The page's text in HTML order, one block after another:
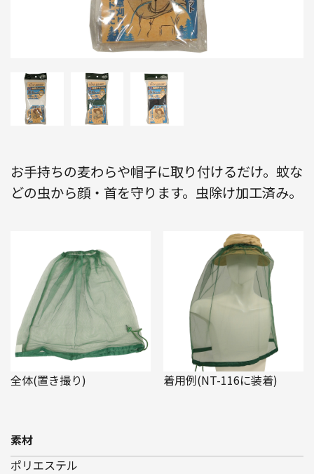
お手持ちの麦わらや帽子に取り付けるだけ。蚊な
どの虫から顔・首を守ります。虫除け加工済み。
全体(置き撮り) 着用例(NT-116に装着)
素材
ポリエステル